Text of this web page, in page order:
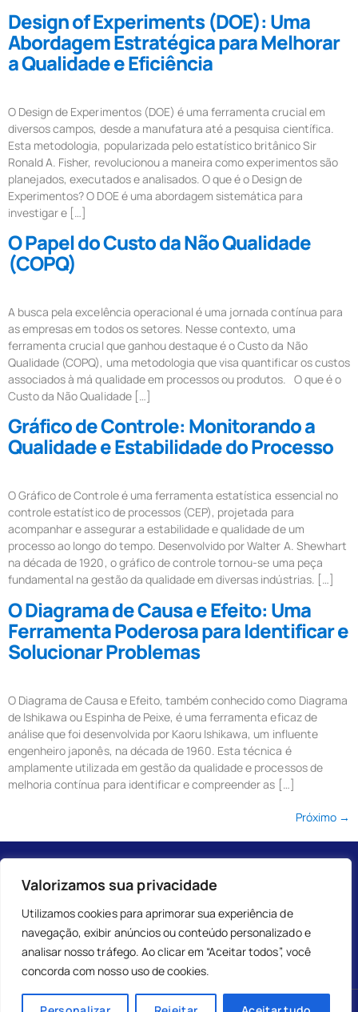
Valorizamos sua privacidade
Utilizamos cookies para aprimorar sua experiência de
navegação, exibir anúncios ou conteúdo personalizado e
analisar nosso tráfego. Ao clicar em “Aceitar todos”, você
concorda com nosso uso de cookies.
Design of Experiments (DOE): Uma
Abordagem Estratégica para Melhorar
a Qualidade e Eficiência
O Design de Experimentos (DOE) é uma ferramenta crucial em
diversos campos, desde a manufatura até a pesquisa científica.
Esta metodologia, popularizada pelo estatístico britânico Sir
Ronald A. Fisher, revolucionou a maneira como experimentos são
planejados, executados e analisados. O que é o Design de
Experimentos? O DOE é uma abordagem sistemática para
investigar e […]
O Papel do Custo da Não Qualidade
(COPQ)
A busca pela excelência operacional é uma jornada contínua para
as empresas em todos os setores. Nesse contexto, uma
ferramenta crucial que ganhou destaque é o Custo da Não
Qualidade (COPQ), uma metodologia que visa quantificar os custos
associados à má qualidade em processos ou produtos. O que é o
Custo da Não Qualidade […]
Gráfico de Controle: Monitorando a
Qualidade e Estabilidade do Processo
O Gráfico de Controle é uma ferramenta estatística essencial no
controle estatístico de processos (CEP), projetada para
acompanhar e assegurar a estabilidade e qualidade de um
processo ao longo do tempo. Desenvolvido por Walter A. Shewhart
na década de 1920, o gráfico de controle tornou-se uma peça
fundamental na gestão da qualidade em diversas indústrias. […]
O Diagrama de Causa e Efeito: Uma
Ferramenta Poderosa para Identificar e
Solucionar Problemas
O Diagrama de Causa e Efeito, também conhecido como Diagrama
de Ishikawa ou Espinha de Peixe, é uma ferramenta eficaz de
análise que foi desenvolvida por Kaoru Ishikawa, um influente
engenheiro japonês, na década de 1960. Esta técnica é
amplamente utilizada em gestão da qualidade e processos de
melhoria contínua para identificar e compreender as […]
Próximo →